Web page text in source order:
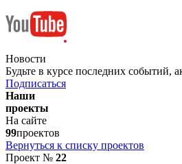
Новости
Будьте в курсе последних событий,
Подписаться
Наши
проекты
На сайте
99проектов
Вернуться к списку проектов
Проект № 22